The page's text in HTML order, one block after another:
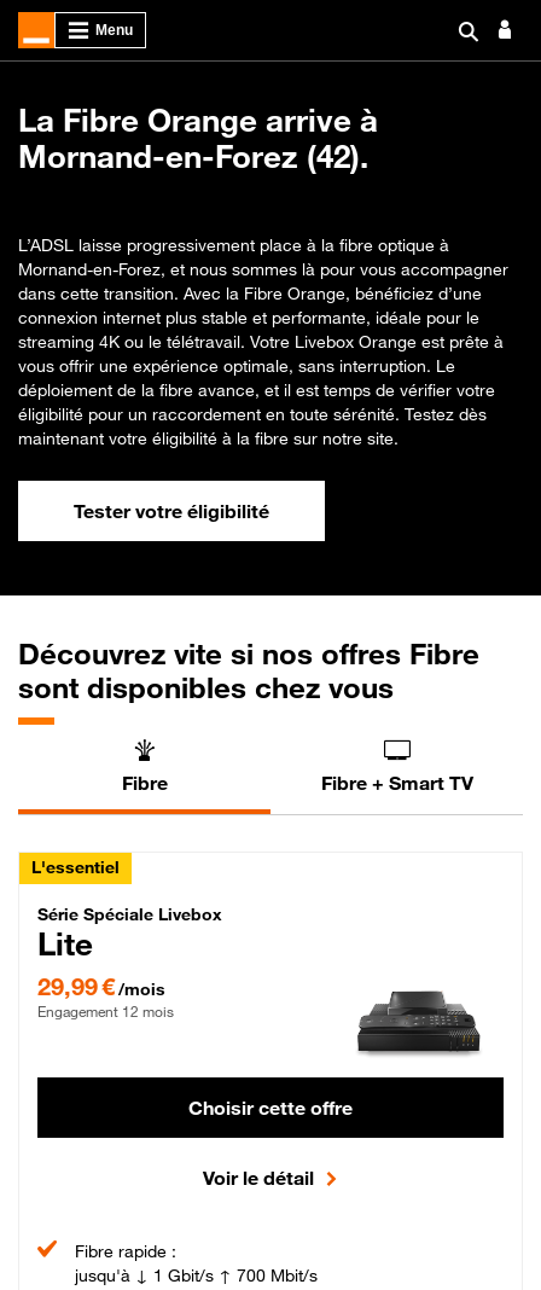
La Fibre Orange arrive à
Mornand-en-Forez (42).
L’ADSL laisse progressivement place à la fibre optique à
Mornand-en-Forez, et nous sommes là pour vous accompagner
dans cette transition. Avec la Fibre Orange, bénéficiez d’une
connexion internet plus stable et performante, idéale pour le
streaming 4K ou le télétravail. Votre Livebox Orange est prête à
vous offrir une expérience optimale, sans interruption. Le
déploiement de la fibre avance, et il est temps de vérifier votre
éligibilité pour un raccordement en toute sérénité. Testez dès
maintenant votre éligibilité à la fibre sur notre site.
Tester votre éligibilité
Découvrez vite si nos offres Fibre
sont disponibles chez vous
Fibre Fibre + Smart TV
L'essentiel
Série Spéciale Livebox Lite Fibre
Série Spéciale Livebox
Lite
29,99 €/mois
Engagement 12 mois
Choisir cette offre
Voir le détail
Fibre rapide :
jusqu'à ↓ 1 Gbit/s ↑ 700 Mbit/s